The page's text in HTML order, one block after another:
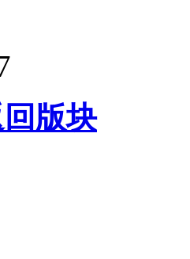
版块